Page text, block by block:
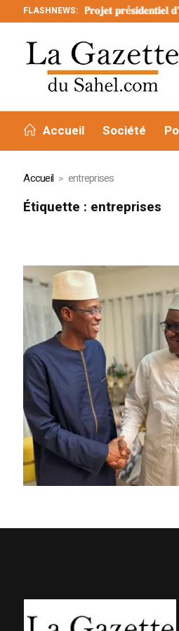
FLASHNEWS:𝐏𝐫𝐨𝐣𝐞𝐭 𝐩𝐫é𝐬𝐢𝐝𝐞𝐧𝐭𝐢𝐞𝐥
Accueil Société
Accueil entreprises
Étiquette : entreprises